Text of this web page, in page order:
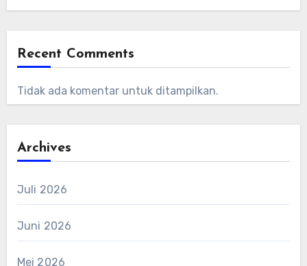
Recent Comments
Tidak ada komentar untuk ditampilkan.
Archives
Juli 2026
Juni 2026
Mei 2026